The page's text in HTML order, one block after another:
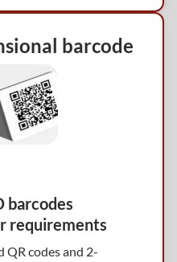
barcode
barcodes
requirements
QR codes and 2-